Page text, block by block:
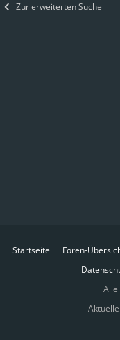
Zur erweiterten Suche
Startseite Foren-
Alle